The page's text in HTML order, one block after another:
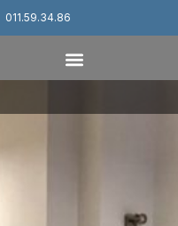
011.59.34.86